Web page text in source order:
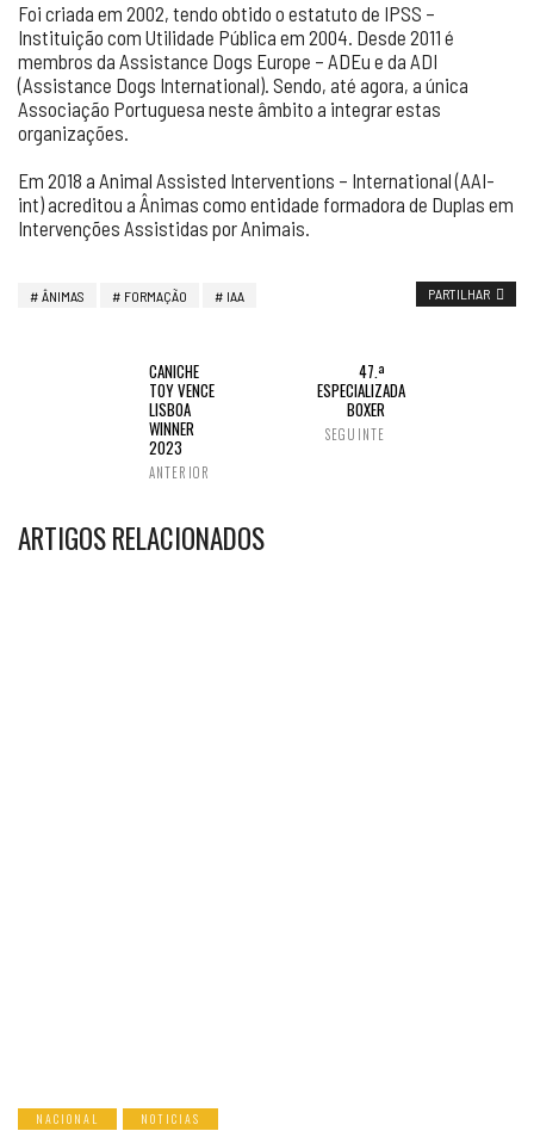
Foi criada em 2002, tendo obtido o estatuto de IPSS –
Instituição com Utilidade Pública em 2004. Desde 2011 é
membros da Assistance Dogs Europe – ADEu e da ADI
(Assistance Dogs International). Sendo, até agora, a única
Associação Portuguesa neste âmbito a integrar estas
organizações.
Em 2018 a Animal Assisted Interventions – International (AAI-
int) acreditou a Ânimas como entidade formadora de Duplas em
Intervenções Assistidas por Animais.
ÂNIMAS FORMAÇÃO IAA PARTILHAR
CANICHE
TOY VENCE
LISBOA
WINNER
2023
ANTERIOR
47.ª
ESPECIALIZADA
BOXER
SEGUINTE
ARTIGOS RELACIONADOS
NACIONAL NOTICIAS